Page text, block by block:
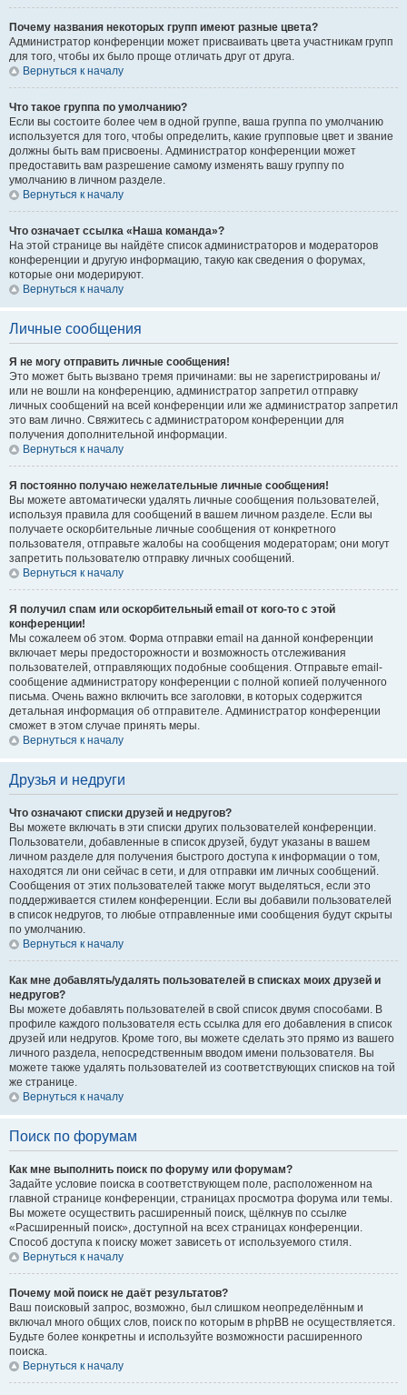
Почему названия некоторых групп имеют разные цвета?
Администратор конференции может присваивать цвета участникам групп
для того, чтобы их было проще отличать друг от друга.
Вернуться к началу
Что такое группа по умолчанию?
Если вы состоите более чем в одной группе, ваша группа по умолчанию
используется для того, чтобы определить, какие групповые цвет и звание
должны быть вам присвоены. Администратор конференции может
предоставить вам разрешение самому изменять вашу группу по
умолчанию в личном разделе.
Вернуться к началу
Что означает ссылка «Наша команда»?
На этой странице вы найдёте список администраторов и модераторов
конференции и другую информацию, такую как сведения о форумах,
которые они модерируют.
Вернуться к началу
Личные сообщения
Я не могу отправить личные сообщения!
Это может быть вызвано тремя причинами: вы не зарегистрированы и/
или не вошли на конференцию, администратор запретил отправку
личных сообщений на всей конференции или же администратор запретил
это вам лично. Свяжитесь с администратором конференции для
получения дополнительной информации.
Вернуться к началу
Я постоянно получаю нежелательные личные сообщения!
Вы можете автоматически удалять личные сообщения пользователей,
используя правила для сообщений в вашем личном разделе. Если вы
получаете оскорбительные личные сообщения от конкретного
пользователя, отправьте жалобы на сообщения модераторам; они могут
запретить пользователю отправку личных сообщений.
Вернуться к началу
Я получил спам или оскорбительный email от кого-то с этой
конференции!
Мы сожалеем об этом. Форма отправки email на данной конференции
включает меры предосторожности и возможность отслеживания
пользователей, отправляющих подобные сообщения. Отправьте email-
сообщение администратору конференции с полной копией полученного
письма. Очень важно включить все заголовки, в которых содержится
детальная информация об отправителе. Администратор конференции
сможет в этом случае принять меры.
Вернуться к началу
Друзья и недруги
Что означают списки друзей и недругов?
Вы можете включать в эти списки других пользователей конференции.
Пользователи, добавленные в список друзей, будут указаны в вашем
личном разделе для получения быстрого доступа к информации о том,
находятся ли они сейчас в сети, и для отправки им личных сообщений.
Сообщения от этих пользователей также могут выделяться, если это
поддерживается стилем конференции. Если вы добавили пользователей
в список недругов, то любые отправленные ими сообщения будут скрыты
по умолчанию.
Вернуться к началу
Как мне добавлять/удалять пользователей в списках моих друзей и
недругов?
Вы можете добавлять пользователей в свой список двумя способами. В
профиле каждого пользователя есть ссылка для его добавления в список
друзей или недругов. Кроме того, вы можете сделать это прямо из вашего
личного раздела, непосредственным вводом имени пользователя. Вы
можете также удалять пользователей из соответствующих списков на той
же странице.
Вернуться к началу
Поиск по форумам
Как мне выполнить поиск по форуму или форумам?
Задайте условие поиска в соответствующем поле, расположенном на
главной странице конференции, страницах просмотра форума или темы.
Вы можете осуществить расширенный поиск, щёлкнув по ссылке
«Расширенный поиск», доступной на всех страницах конференции.
Способ доступа к поиску может зависеть от используемого стиля.
Вернуться к началу
Почему мой поиск не даёт результатов?
Ваш поисковый запрос, возможно, был слишком неопределённым и
включал много общих слов, поиск по которым в phpBB не осуществляется.
Будьте более конкретны и используйте возможности расширенного
поиска.
Вернуться к началу